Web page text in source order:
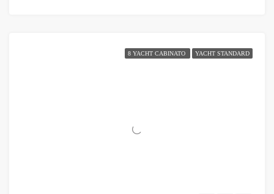
8 YACHT CABINATO YACHT STANDARD